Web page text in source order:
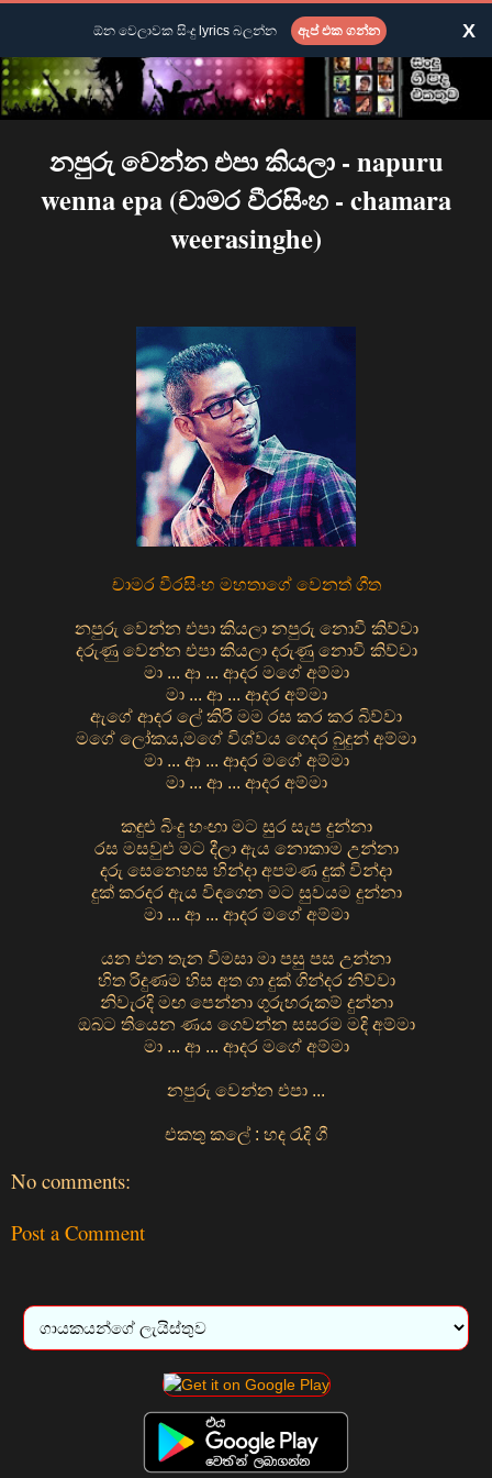
නපුරු වෙන්න එපා කියලා - napuru
wenna epa (චාමර වීරසිංහ - chamara
weerasinghe)
චාමර වීරසිංහ මහතාගේ වෙනත් ගීත
නපුරු වෙන්න එපා කියලා නපුරු නොවී කිව්වා
දරුණු වෙන්න එපා කියලා දරුණු නොවී කිව්වා
මා ... ආ ... ආදර මගේ අම්මා
මා ... ආ ... ආදර අම්මා
ඇගේ ආදර ලේ කිරි මම රස කර කර බිව්වා
මගේ ලෝකය,මගේ විශ්වය ගෙදර බුදුන් අම්මා
මා ... ආ ... ආදර මගේ අම්මා
මා ... ආ ... ආදර අම්මා
කඳුළු බිංදු හංඟා මට සුර සැප දුන්නා
රස මසවුළු මට දීලා ඇය නොකාම උන්නා
දරු සෙනෙහස හින්දා අපමණ දුක් වින්දා
දුක් කරදර ඇය විඳගෙන මට සුවයම දුන්නා
මා ... ආ ... ආදර මගේ අම්මා
යන එන තැන විමසා මා පසු පස උන්නා
හිත රිදුණම හිස අත ගා දුක් ගින්දර නිව්වා
නිවැරදි මඟ පෙන්නා ගුරුහරුකම් දුන්නා
ඔබට තියෙන ණය ගෙවන්න සසරම මදි අම්මා
මා ... ආ ... ආදර මගේ අම්මා
නපුරු වෙන්න එපා ...
එකතු කලේ : හද රැදි ගී
No comments:
Post a Comment
ඕන වෙලාවක සිංදු lyrics බලන්න ඇප් එක ගන්න X